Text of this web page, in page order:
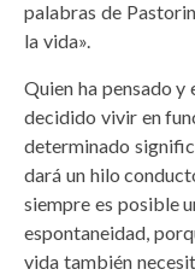
palabras de
la vida».
Quien ha pensado y
decidido vivir en
determinado
dará un hilo
siempre es posible
espontaneidad,
vida también